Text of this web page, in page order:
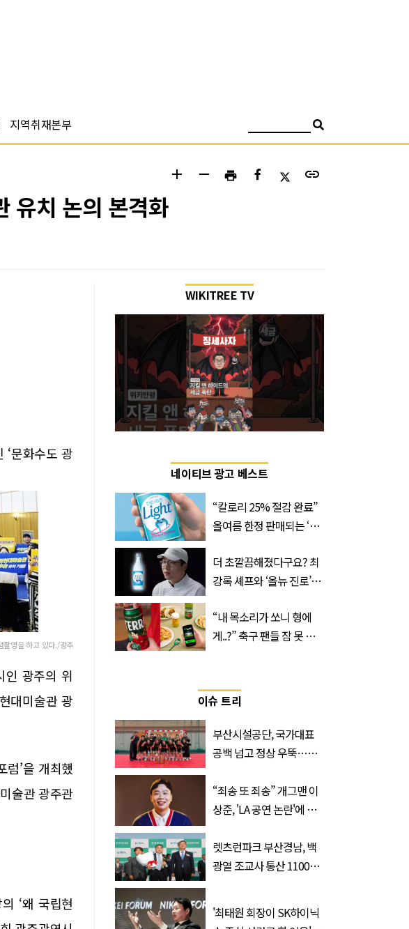
지역취재본부
add remove print link
유치 논의 본격화
‘문화수도 광
촬영을 하고 있다./광주
인 광주의 위
대미술관 광
’을 개최했
술관 광주관
‘왜 국립현
WIKITREE TV
네이티브 광고 베스트
“칼로리 25% 절감 완료”
올여름 한정 판매되는 ‘최
더 초깔끔해졌다구요? 최
강록 셰프와 ‘올뉴 진로’의
“내 목소리가 쏘니 형에
게..?” 축구 팬들 잠 못 들
이슈 트리
부산시설공단, 국가대표
공백 넘고 정상 우뚝…디
“죄송 또 죄송” 개그맨 이
상준, 'LA 공연 논란'에 고
렛츠런파크 부산경남, 백
광열 조교사 통산 1100
'최태원 회장이 SK하이닉